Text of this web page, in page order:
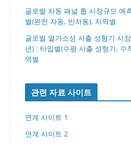
글로벌 자동 패널 톱 시장규모 예
별(완전 자동, 반자동), 지역별
글로벌 열가소성 사출 성형기 시
년) : 타입별(수평 사출 성형기, 수
역별
관련 자료 사이트
연계 사이트 1
연계 사이트 2